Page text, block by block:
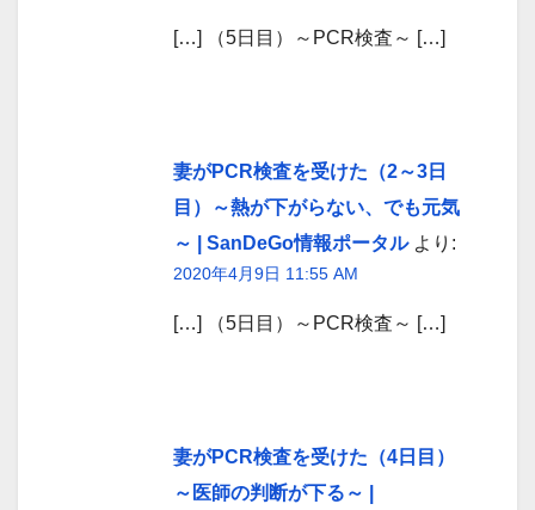
[…] （5日目）～PCR検査～ […]
妻がPCR検査を受けた（2～3日
目）～熱が下がらない、でも元気
～ | SanDeGo情報ポータル より:
2020年4月9日 11:55 AM
[…] （5日目）～PCR検査～ […]
妻がPCR検査を受けた（4日目）
～医師の判断が下る～ |